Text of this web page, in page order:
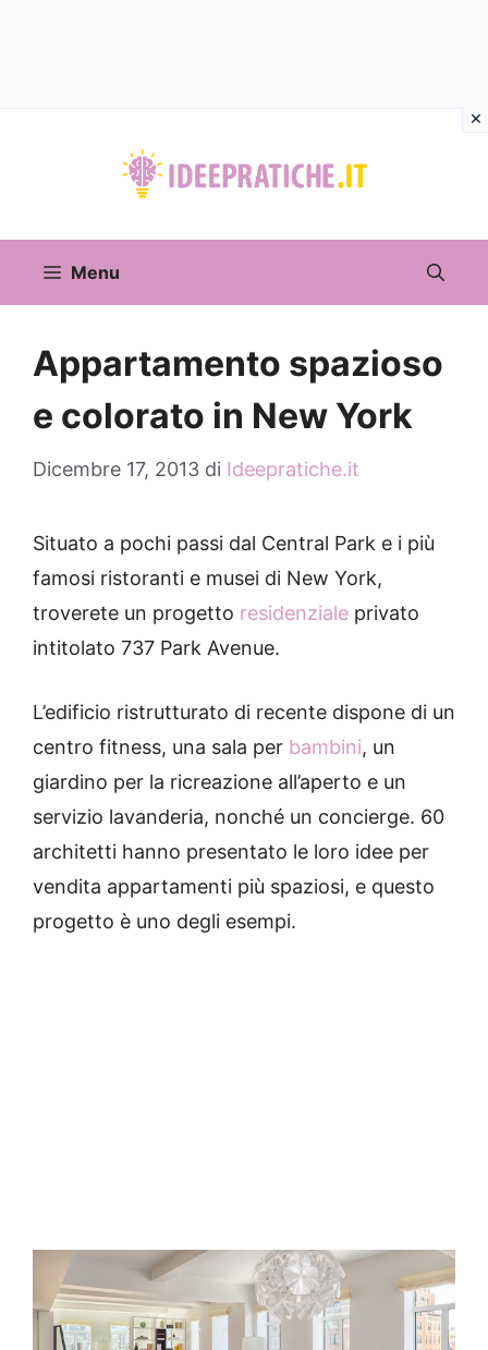
Menu
Appartamento spazioso
e colorato in New York
Dicembre 17, 2013 di Ideepratiche.it
Situato a pochi passi dal Central Park e i più
famosi ristoranti e musei di New York,
troverete un progetto residenziale privato
intitolato 737 Park Avenue.
L’edificio ristrutturato di recente dispone di un
centro fitness, una sala per bambini, un
giardino per la ricreazione all’aperto e un
servizio lavanderia, nonché un concierge. 60
architetti hanno presentato le loro idee per
vendita appartamenti più spaziosi, e questo
progetto è uno degli esempi.